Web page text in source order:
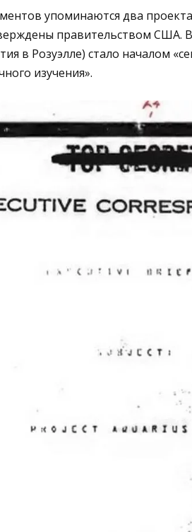
упоминаются два
правительством США.
в Розуэлле) стало началом
изучения».